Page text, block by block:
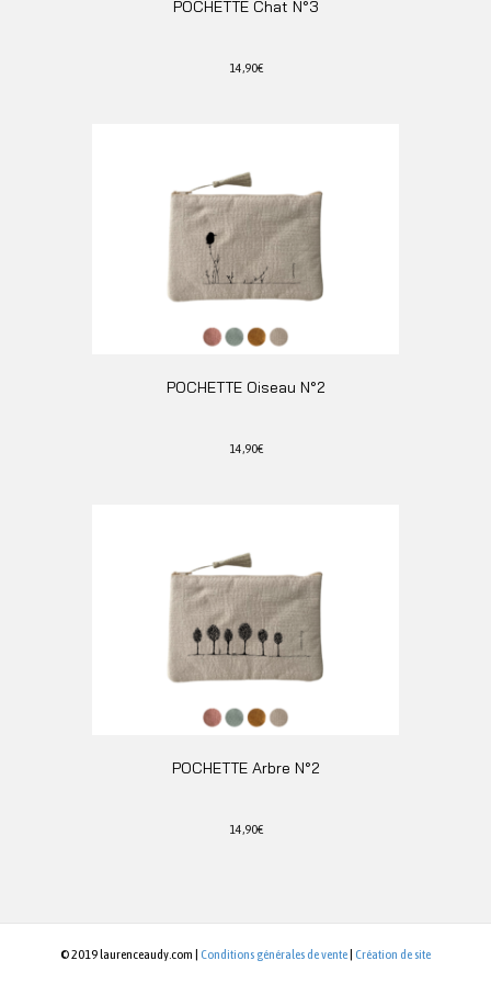
POCHETTE Chat N°3
14,90€
variations.
Les
options
peuvent
être
choisies
la
du
POCHETTE Oiseau N°2
14,90€
variations.
Les
options
peuvent
être
choisies
la
du
POCHETTE Arbre N°2
14,90€
plusieurs
Les
© 2019 laurenceaudy.com | Conditions générales de vente Création de site